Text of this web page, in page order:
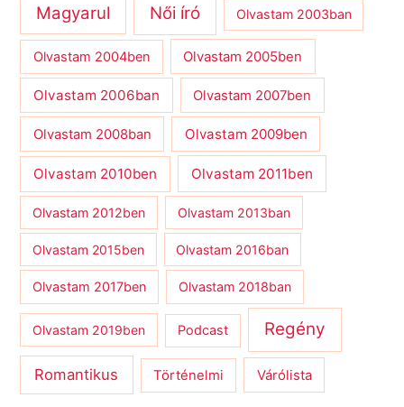
Magyarul Női író Olvastam 2003ban
Olvastam 2004ben Olvastam 2005ben
Olvastam 2006ban Olvastam 2007ben
Olvastam 2008ban Olvastam 2009ben
Olvastam 2010ben Olvastam 2011ben
Olvastam 2012ben Olvastam 2013ban
Olvastam 2015ben Olvastam 2016ban
Olvastam 2017ben Olvastam 2018ban
Olvastam 2019ben Podcast Regény
Romantikus Történelmi Várólista